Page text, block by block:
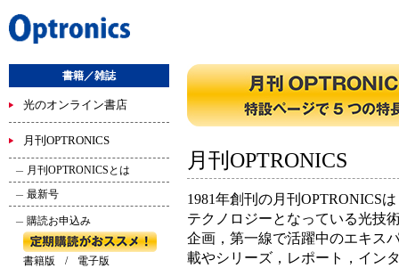
書籍／雑誌
光のオンライン書店
月刊OPTRONICS
月刊OPTRONICSとは
最新号
購読お申込み
書籍版 / 電子版
月刊OPTRONICS
1981年創刊の月刊OPTRONICS
テクノロジーとなっている光技
企画，第一線で活躍中のエキス
載やシリーズ，レポート，イン